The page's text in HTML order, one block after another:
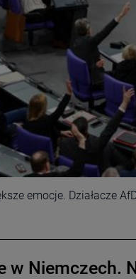
emocje. Działacze
w Niemczech.